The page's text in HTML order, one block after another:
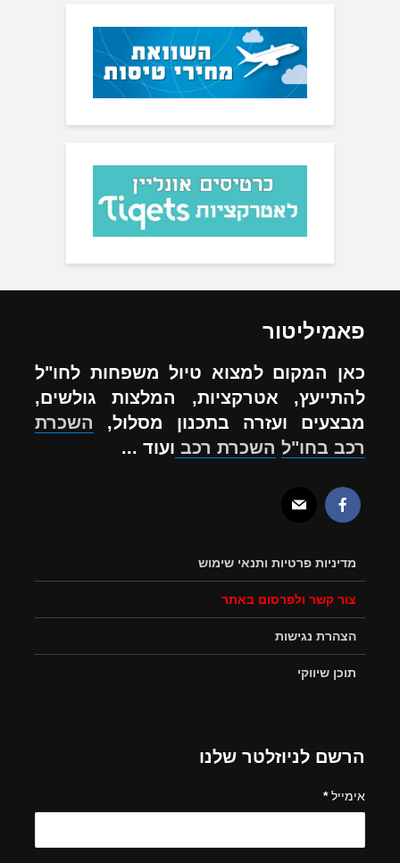
פאמיליטור
כאן המקום למצוא טיול משפחות לחו"ל
להתייעץ, אטרקציות, המלצות גולשים,
מבצעים ועזרה בתכנון מסלול, השכרת
רכב בחו"ל השכרת רכב ועוד ...
מדיניות פרטיות ותנאי שימוש
צור קשר ולפרסום באתר
הצהרת נגישות
תוכן שיווקי
הרשם לניוזלטר שלנו
אימייל*